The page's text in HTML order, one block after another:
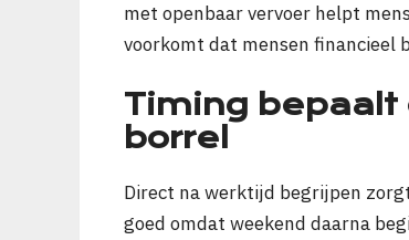
met openbaar vervoer helpt
voorkomt dat mensen financieel
Timing bepaalt
borrel
Direct na werktijd begrijpen
goed omdat weekend daarna